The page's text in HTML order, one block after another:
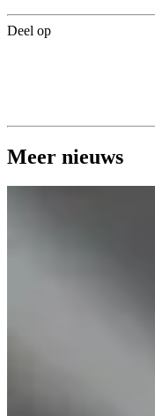
Deel op
Meer nieuws